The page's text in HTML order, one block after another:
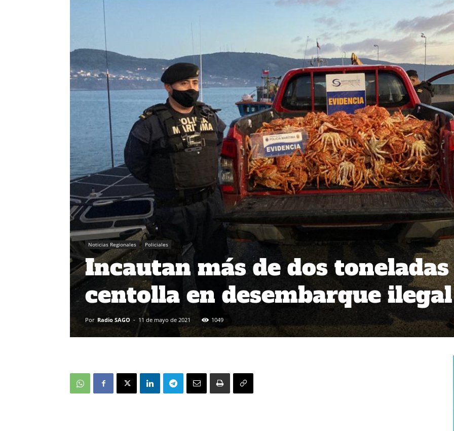
Noticias Regionales Policiales
Incautan más de dos toneladas
centolla en desembarque ilegal
Por Radio SAGO - 11 de mayo de 2021 1049